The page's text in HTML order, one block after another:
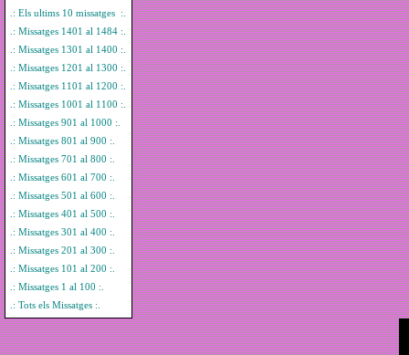
.: Els ultims 10 missatges :.
.: Missatges 1401 al 1484 :.
.: Missatges 1301 al 1400 :.
.: Missatges 1201 al 1300 :.
.: Missatges 1101 al 1200 :.
.: Missatges 1001 al 1100 :.
.: Missatges 901 al 1000 :.
.: Missatges 801 al 900 :.
.: Missatges 701 al 800 :.
.: Missatges 601 al 700 :.
.: Missatges 501 al 600 :.
.: Missatges 401 al 500 :.
.: Missatges 301 al 400 :.
.: Missatges 201 al 300 :.
.: Missatges 101 al 200 :.
.: Missatges 1 al 100 :.
.: Tots els Missatges :.